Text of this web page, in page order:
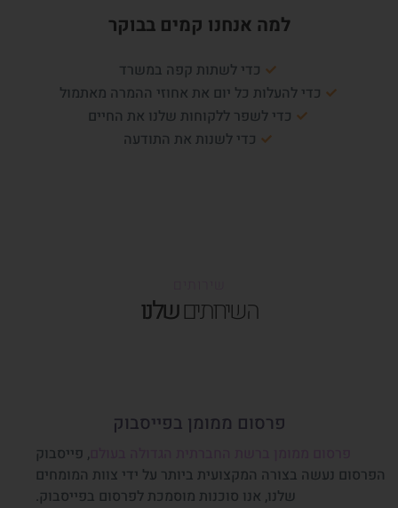
למה אנחנו קמים בבוקר
כדי לשתות קפה במשרד
כדי להעלות כל יום את אחוזי ההמרה מאתמול
כדי לשפר ללקוחות שלנו את החיים
כדי לשנות את התודעה
השירותיםשלנו
פרסום ממומן בפייסבוק
, פייסבוק
הפרסום נעשה בצורה המקצועית ביותר על ידי צוות המומחים
שלנו, אנו סוכנות מוסמכת לפרסום בפייסבוק.